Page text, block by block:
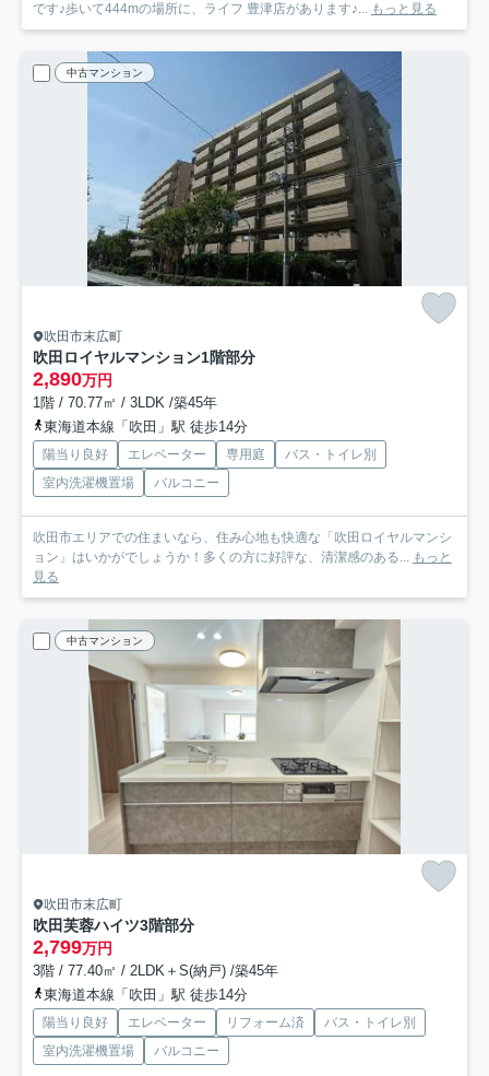
です♪歩いて444mの場所に、ライフ 豊津店があります♪... もっと見る
中古マンション
吹田市末広町
吹田ロイヤルマンション1階部分
2,890万円
1階 / 70.77㎡ / 3LDK /築45年
東海道本線「吹田」駅 徒歩14分
陽当り良好 エレベーター 専用庭
バス・トイレ別
室内洗濯機置場
バルコニー
吹田市エリアでの住まいなら、住み心地も快適な「吹田ロイヤルマンシ
ョン」はいかがでしょうか！多くの方に好評な、清潔感のある... もっと
見る
中古マンション
吹田市末広町
吹田芙蓉ハイツ3階部分
2,799万円
3階 / 77.40㎡ / 2LDK＋S(納戸) /築45年
東海道本線「吹田」駅 徒歩14分
陽当り良好 エレベーター リフォーム済
バス・トイレ別
室内洗濯機置場
バルコニー